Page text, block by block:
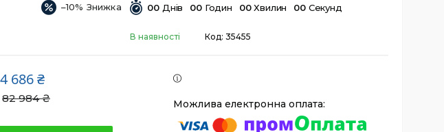
–10% 00 Днів 00 Годин 00 Хвилин 00 Секунд
В наявності Код: 35455
82 984 ₴
686 ₴